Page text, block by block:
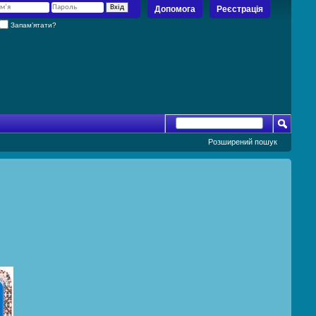
Реєстрація
Допомога
Запам’ятати?
Розширений пошук